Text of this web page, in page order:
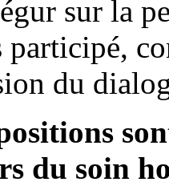
sur la
participé,
du
du soin